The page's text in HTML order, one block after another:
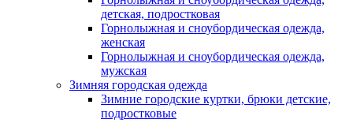
детская, подростковая
Горнолыжная и сноубордическая одежда,
женская
Горнолыжная и сноубордическая одежда,
мужская
Зимняя городская одежда
Зимние городские куртки, брюки детские,
подростковые